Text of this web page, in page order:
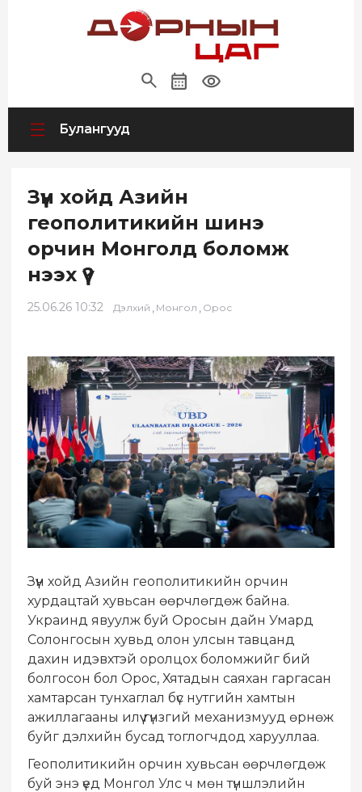
Булангууд
Зүүн хойд Азийн
геополитикийн шинэ
орчин Монголд боломж
нээх үү?
25.06.26 10:32 Дэлхий , Монгол , Орос
Зүүн хойд Азийн геополитикийн орчин
хурдацтай хувьсан өөрчлөгдөж байна.
Украинд явуулж буй Оросын дайн Умард
Солонгосын хувьд олон улсын тавцанд
дахин идэвхтэй оролцох боломжийг бий
болгосон бол Орос, Хятадын саяхан гаргасан
хамтарсан тунхаглал бүс нутгийн хамтын
ажиллагааны илүү гүнзгий механизмууд өрнөж
буйг дэлхийн бусад тоглогчдод харууллаа.
Геополитикийн орчин хувьсан өөрчлөгдөж
буй энэ үед Монгол Улс ч мөн түншлэлийн